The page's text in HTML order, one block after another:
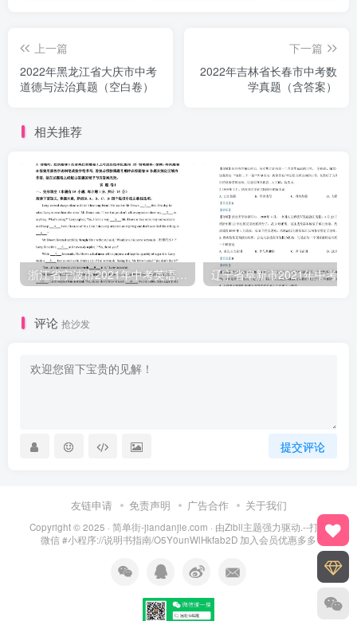
上一篇
2022年黑龙江省大庆市中考
道德与法治真题（空白卷）
下一篇
2022年吉林省长春市中考数
学真题（含答案）
相关推荐
浙江省宁波市2021年中考英语试题（含答案）
评论 抢沙发
提交评论
友链申请 免责声明 广告合作 关于我们
Copyright © 2025 · 简单街-jiandanjie.com · 由Zibll主题强力驱动.--打开
微信 #小程序://说明书指南/O5Y0unWlHkfab2D 加入会员优惠多多